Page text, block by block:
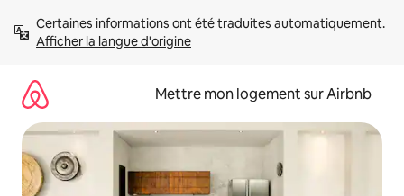
directement
Afficher la langue d'origine
Mettre mon logement sur Airbnb